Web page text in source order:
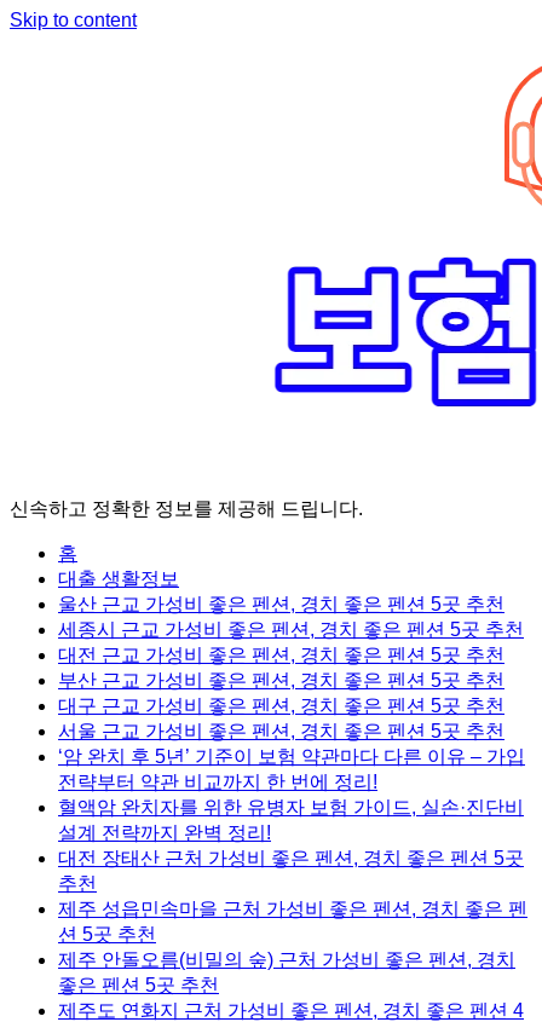
Skip to content
신속하고 정확한 정보를 제공해 드립니다.
홈
대출 생활정보
울산 근교 가성비 좋은 펜션, 경치 좋은 펜션 5곳 추천
세종시 근교 가성비 좋은 펜션, 경치 좋은 펜션 5곳 추천
대전 근교 가성비 좋은 펜션, 경치 좋은 펜션 5곳 추천
부산 근교 가성비 좋은 펜션, 경치 좋은 펜션 5곳 추천
대구 근교 가성비 좋은 펜션, 경치 좋은 펜션 5곳 추천
서울 근교 가성비 좋은 펜션, 경치 좋은 펜션 5곳 추천
‘암 완치 후 5년’ 기준이 보험 약관마다 다른 이유 – 가입
전략부터 약관 비교까지 한 번에 정리!
혈액암 완치자를 위한 유병자 보험 가이드, 실손·진단비
설계 전략까지 완벽 정리!
대전 장태산 근처 가성비 좋은 펜션, 경치 좋은 펜션 5곳
추천
제주 성읍민속마을 근처 가성비 좋은 펜션, 경치 좋은 펜
션 5곳 추천
제주 안돌오름(비밀의 숲) 근처 가성비 좋은 펜션, 경치
좋은 펜션 5곳 추천
제주도 연화지 근처 가성비 좋은 펜션, 경치 좋은 펜션 4